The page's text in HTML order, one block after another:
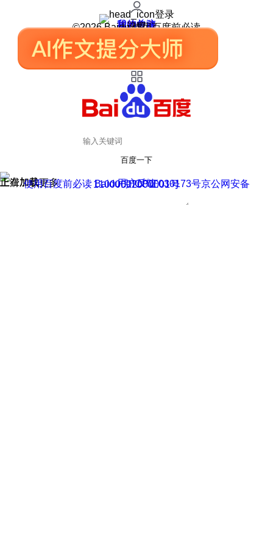
登录
我的关注
我的收藏
皮肤中心
用户反馈
设置
©2026 Baidu 使用百度前必读
百度一下
正在加载
上滑加载更多 用户反馈
使用百度前必读 Baidu 京ICP证030173号
京公网安备11000002000001号